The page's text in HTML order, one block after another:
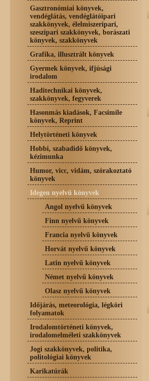
Gasztronómiai könyvek,
vendéglátás, vendéglátóipari
szakkönyvek, élelmiszeripari,
szeszipari szakkönyvek, borászati
könyvek, szakkönyvek
Grafika, illusztrált könyvek
Gyermek könyvek, ifjúsági
irodalom
Haditechnikai könyvek,
szakkönyvek, fegyverek
Hasonmás kiadások, Facsimile
könyvek, Reprint
Helytörténeti könyvek
Hobbi, szabadidő könyvek,
kézimunka
Humor, vicc, vidám, szórakoztató
könyvek
Idegen nyelvű könyvek
Angol nyelvű könyvek
Finn nyelvű könyvek
Francia nyelvű könyvek
Horvát nyelvű könyvek
Latin nyelvű könyvek
Német nyelvű könyvek
Olasz nyelvű könyvek
Időjárás, meteorológia, légköri
folyamatok
Irodalomtörténeti könyvek,
irodalomelméleti szakkönyvek
Jogi szakkönyvek, politika,
politológiai könyvek
Karikatúrák